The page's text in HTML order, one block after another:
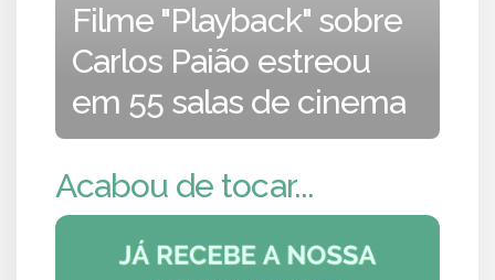
Filme "Playback" sobre
Carlos Paião estreou
em 55 salas de cinema
Acabou de tocar...